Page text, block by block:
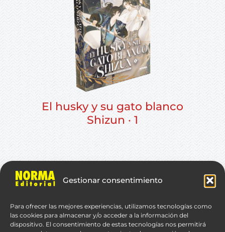
Gestionar consentimiento
Para ofrecer las mejores experiencias, utilizamos tecnologías como
las cookies para almacenar y/o acceder a la información del
dispositivo. El consentimiento de estas tecnologías nos permitirá
El husky y su gato blanco
Shizun · 1